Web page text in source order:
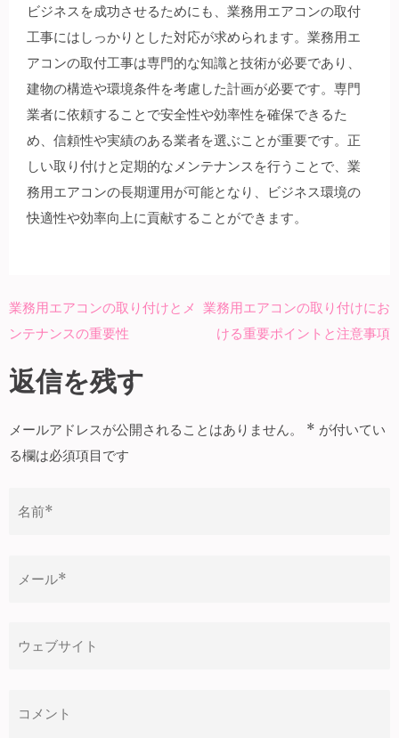
ビジネスを成功させるためにも、業務用エアコンの取付
工事にはしっかりとした対応が求められます。業務用エ
アコンの取付工事は専門的な知識と技術が必要であり、
建物の構造や環境条件を考慮した計画が必要です。専門
業者に依頼することで安全性や効率性を確保できるた
め、信頼性や実績のある業者を選ぶことが重要です。正
しい取り付けと定期的なメンテナンスを行うことで、業
務用エアコンの長期運用が可能となり、ビジネス環境の
快適性や効率向上に貢献することができます。
投
ナ
ビ
ゲ
ー
ョ
業務用エアコンの取り付けとメ
ンテナンスの重要性
業務用エアコンの取り付けにお
ける重要ポイントと注意事項
返信を残す
メールアドレスが公開されることはありません。 * が付いてい
る欄は必須項目です